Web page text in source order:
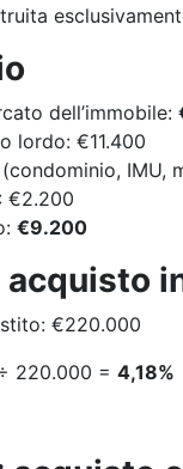
dell’immobile:
lordo: €11.400
IMU,
€2.200
€9.200
acquisto
€220.000
220.000 = 4,18%